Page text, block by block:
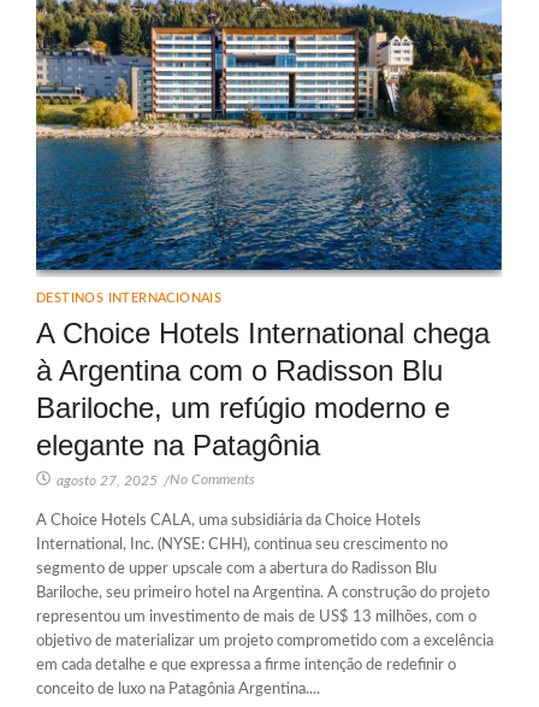
DESTINOS INTERNACIONAIS
A Choice Hotels International chega
à Argentina com o Radisson Blu
Bariloche, um refúgio moderno e
elegante na Patagônia
agosto 27, 2025 /No Comments
A Choice Hotels CALA, uma subsidiária da Choice Hotels
International, Inc. (NYSE: CHH), continua seu crescimento no
segmento de upper upscale com a abertura do Radisson Blu
Bariloche, seu primeiro hotel na Argentina. A construção do projeto
representou um investimento de mais de US$ 13 milhões, com o
objetivo de materializar um projeto comprometido com a excelência
em cada detalhe e que expressa a firme intenção de redefinir o
conceito de luxo na Patagônia Argentina....